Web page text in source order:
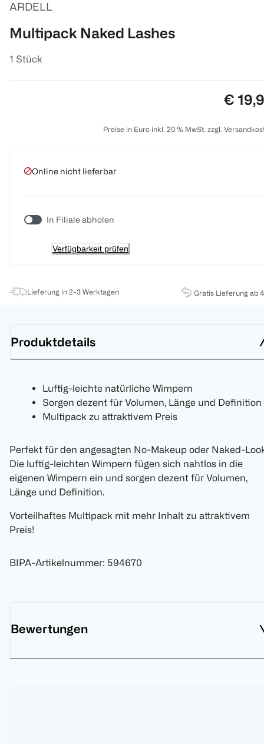
ARDELL
Multipack Naked Lashes
1 Stück
Preis:
€
Preise in Euro inkl. 20 % MwSt. zzgl.
Online nicht lieferbar
In Filiale abholen
Verfügbarkeit prüfen
Lieferung in 2-3 Werktagen Gratis Lieferung ab
Produktdetails
Luftig-leichte natürliche Wimpern
Sorgen dezent für Volumen, Länge und Definition
Multipack zu attraktivem Preis
Perfekt für den angesagten No-Makeup oder Naked-
Die luftig-leichten Wimpern fügen sich nahtlos in die
eigenen Wimpern ein und sorgen dezent für Volumen,
Länge und Definition.
Vorteilhaftes Multipack mit mehr Inhalt zu attraktivem
Preis!
BIPA-Artikelnummer: 594670
Bewertungen